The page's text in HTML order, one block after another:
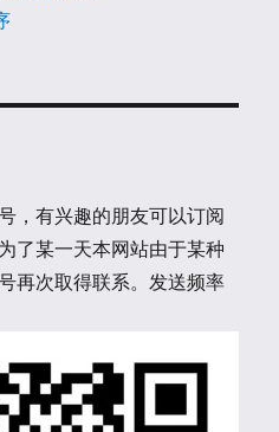
，有兴趣的朋友可以订阅
了某一天本网站由于某种
再次取得联系。发送频率